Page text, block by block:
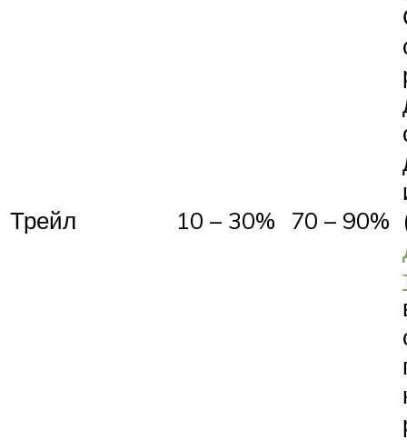
Трейл 10 – 30% 70 – 90%